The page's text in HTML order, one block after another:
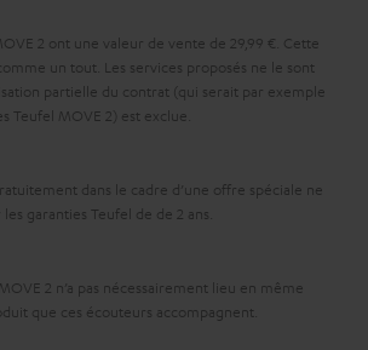
2 ont une valeur de vente de 29,99 €. Cette
un tout. Les services proposés ne le sont
partielle du contrat (qui serait par exemple
Teufel MOVE 2) est exclue.
dans le cadre d’une offre spéciale ne
garanties Teufel de de 2 ans.
2 n’a pas nécessairement lieu en même
que ces écouteurs accompagnent.